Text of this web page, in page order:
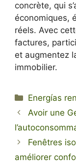
concrète, qui
économiques,
réels. Avec
factures,
et augmentez
immobilier.
Categorías
Energías
Avoir une
Fenêtres
améliorer